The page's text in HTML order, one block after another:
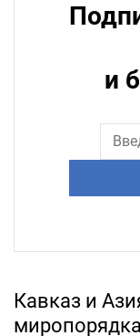
и
Кавказ и
миропорядка